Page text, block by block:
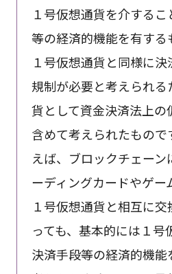
１号仮想通貨を介する
等の経済的機能を有する
１号仮想通貨と同様に
規制が必要と考えられ
貨として資金決済法上の
含めて考えられたもので
えば、ブロックチェーン
ーディングカードやゲー
１号仮想通貨と相互に
っても、基本的には１号
決済手段等の経済的機能